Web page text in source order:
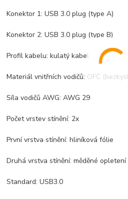
Konektor 1: USB 3.0 plug (type A)
Konektor 2: USB 3.0 plug (type B)
Profil kabelu: kulatý kabel
Materiál vnitřních vodičů: OFC
Síla vodičů AWG: AWG 29
Počet vrstev stínění: 2x
První vrstva stínění: hliníková fólie
Druhá vrstva stínění: měděné
Standard: USB3.0